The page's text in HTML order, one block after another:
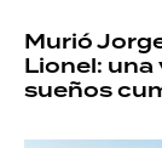
Murió
Lionel:
sueños